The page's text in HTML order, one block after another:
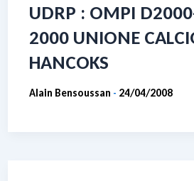
UDRP : OMPI
2000 UNIONE
HANCOKS
Alain Bensoussan - 24/04/2008